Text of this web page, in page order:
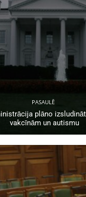
PASAULĒ
plāno
vakcīnām un autismu